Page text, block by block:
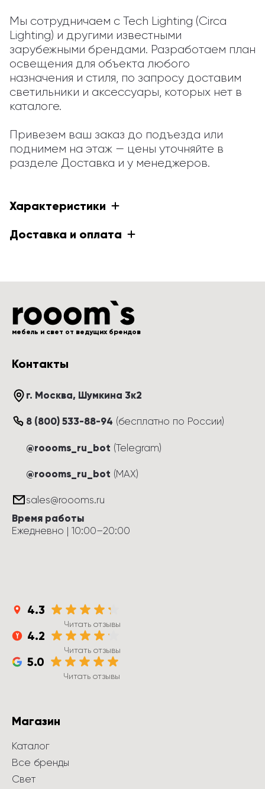
Мы сотрудничаем с Tech Lighting (Circa
Lighting) и другими известными
зарубежными брендами. Разработаем план
освещения для объекта любого
назначения и стиля, по запросу доставим
светильники и аксессуары, которых нет в
каталоге.
Привезем ваш заказ до подъезда или
поднимем на этаж — цены уточняйте в
разделе Доставка и у менеджеров.
Характеристики
Доставка и оплата
мебель и свет от ведущих брендов
Контакты
г. Москва, Шумкина 3к2
8 (800) 533-88-94 (бесплатно по России)
@roooms_ru_bot (Telegram)
@roooms_ru_bot (MAX)
sales@roooms.ru
Время работы
Ежедневно | 10:00–20:00
4.3
Читать отзывы
4.2
Читать отзывы
5.0
Читать отзывы
Магазин
Каталог
Все бренды
Свет